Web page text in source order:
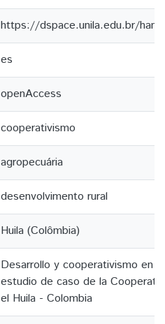
https://dspace.unila.edu.br/
es
openAccess
cooperativismo
agropecuária
desenvolvimento rural
Huila (Colômbia)
Desarrollo y cooperativismo en
estudio de caso de la
el Huila - Colombia